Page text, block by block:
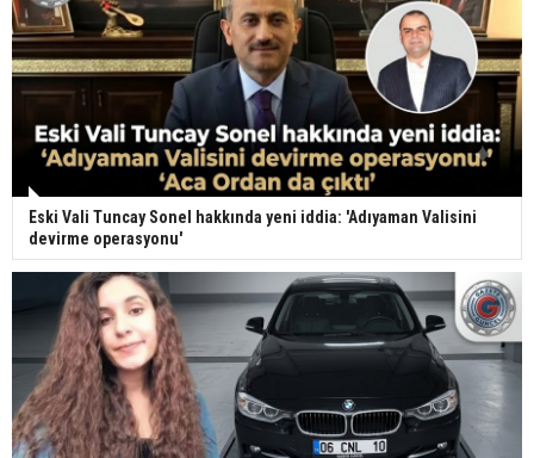
Eski Vali Tuncay Sonel hakkında yeni iddia: 'Adıyaman Valisini
devirme operasyonu'